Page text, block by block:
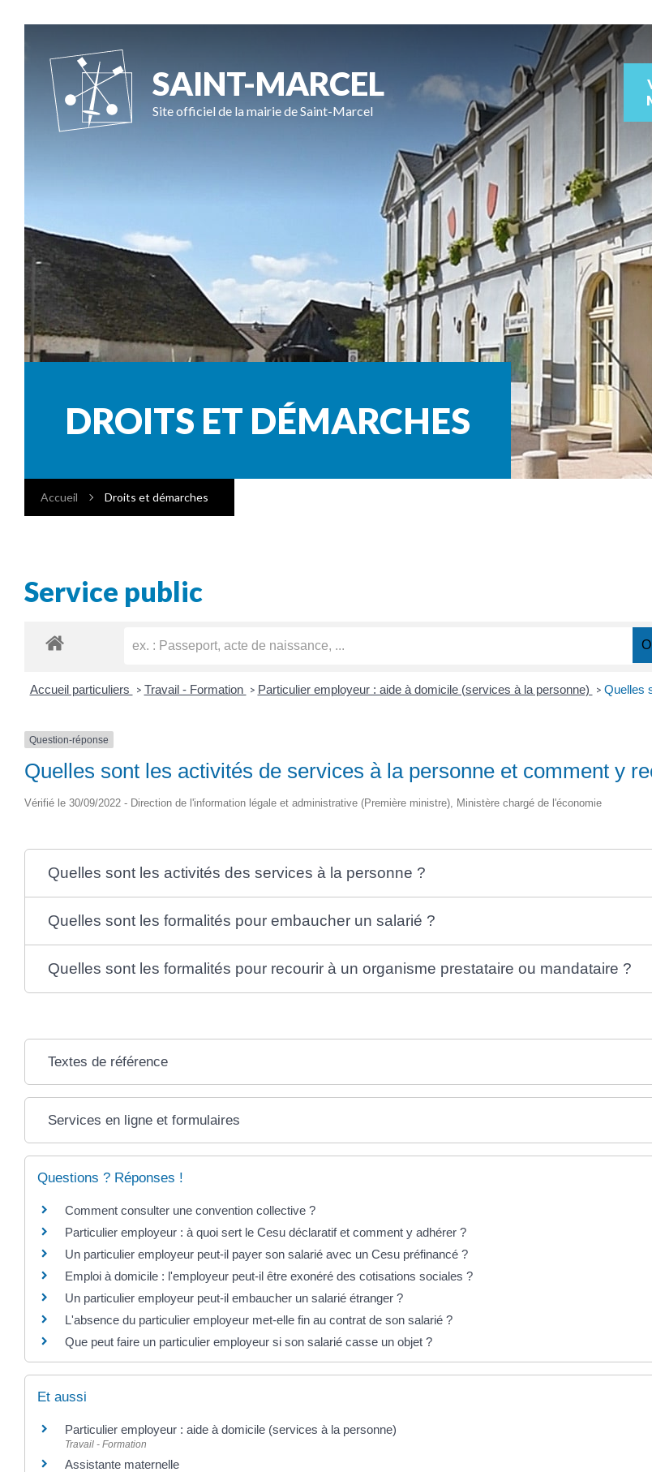
SAINT-MARCEL
Site officiel de la mairie de Saint-Marcel
DROITS ET DÉMARCHES
Accueil Droits et démarches
Service public
Accueil particuliers > Travail - Formation > Particulier employeur : aide à domicile (services à la personne) > Quelles
Question-réponse
Quelles sont les activités de services à la personne et comment y
Vérifié le 30/09/2022 - Direction de l'information légale et administrative (Première ministre), Ministère chargé de l'économie
Quelles sont les activités des services à la personne ?
Quelles sont les formalités pour embaucher un salarié ?
Quelles sont les formalités pour recourir à un organisme prestataire ou mandataire ?
Textes de référence
Services en ligne et formulaires
Questions ? Réponses !
Comment consulter une convention collective ?
Particulier employeur : à quoi sert le Cesu déclaratif et comment y adhérer ?
Un particulier employeur peut-il payer son salarié avec un Cesu préfinancé ?
Emploi à domicile : l'employeur peut-il être exonéré des cotisations sociales ?
Un particulier employeur peut-il embaucher un salarié étranger ?
L'absence du particulier employeur met-elle fin au contrat de son salarié ?
Que peut faire un particulier employeur si son salarié casse un objet ?
Et aussi
Particulier employeur : aide à domicile (services à la personne)
Travail - Formation
Assistante maternelle